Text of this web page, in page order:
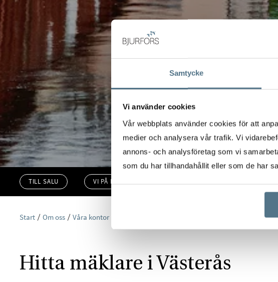
Samtycke
Vi använder cookies
Vår webbplats använder cookies för att
medier och analysera vår trafik. Vi
annons- och analysföretag som vi
som du har tillhandahållit eller som de har
TILL SALU VI PÅ KONTORET
Start Om oss Våra kontor
Hitta mäklare i Västerås